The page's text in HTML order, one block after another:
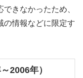
きなかったため、
の情報などに限定す
2006年）